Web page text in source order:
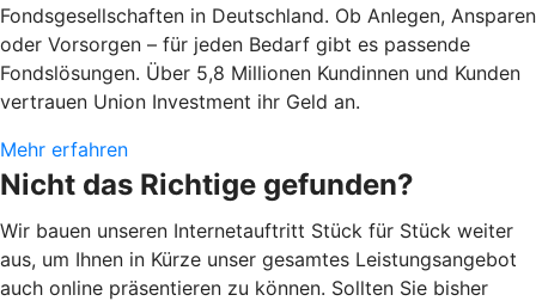
Fondsgesellschaften in Deutschland. Ob Anlegen, Ansparen
oder Vorsorgen – für jeden Bedarf gibt es passende
Fondslösungen. Über 5,8 Millionen Kundinnen und Kunden
vertrauen Union Investment ihr Geld an.
Mehr erfahren
Nicht das Richtige gefunden?
Wir bauen unseren Internetauftritt Stück für Stück weiter
aus, um Ihnen in Kürze unser gesamtes Leistungsangebot
auch online präsentieren zu können. Sollten Sie bisher